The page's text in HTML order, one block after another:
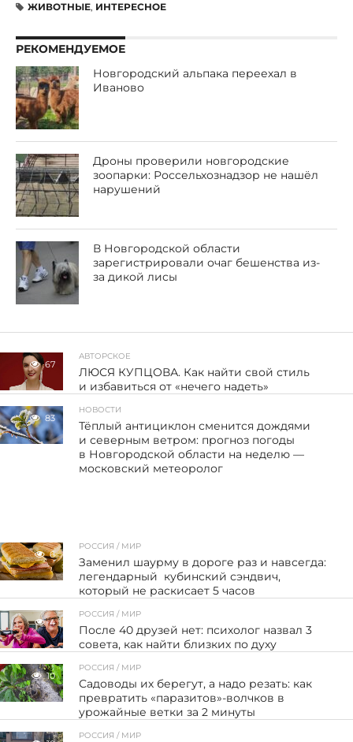
ЖИВОТНЫЕ, ИНТЕРЕСНОЕ
РЕКОМЕНДУЕМОЕ
Новгородский альпака переехал в
Иваново
Дроны проверили новгородские
зоопарки: Россельхознадзор не нашёл
нарушений
В Новгородской области
зарегистрировали очаг бешенства из-
за дикой лисы
67
АВТОРСКОЕ
ЛЮСЯ КУПЦОВА. Как найти свой стиль
и избавиться от «нечего надеть»
83
НОВОСТИ
Тёплый антициклон сменится дождями
и северным ветром: прогноз погоды
в Новгородской области на неделю —
московский метеоролог
6
РОССИЯ / МИР
Заменил шаурму в дороге раз и навсегда:
легендарный кубинский сэндвич,
который не раскисает 5 часов
4
РОССИЯ / МИР
После 40 друзей нет: психолог назвал 3
совета, как найти близких по духу
10
РОССИЯ / МИР
Садоводы их берегут, а надо резать: как
превратить «паразитов»-волчков в
урожайные ветки за 2 минуты
РОССИЯ / МИР